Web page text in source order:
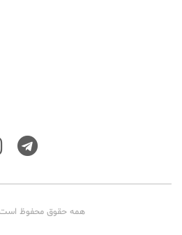
همه حقوق محفوظ است ©